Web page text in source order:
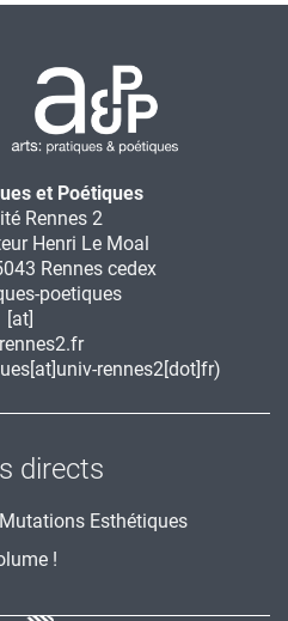
et Poétiques
Rennes 2
Henri Le Moal
Rennes cedex
poetiques
[at]
rennes2[dot]fr)
directs
Esthétiques
!